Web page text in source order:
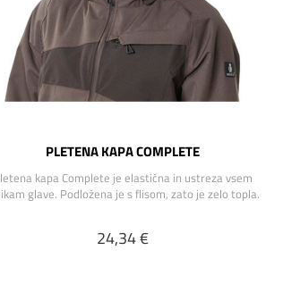
PLETENA KAPA COMPLETE
kapa Complete je elastična in ustreza vsem
glave. Podložena je s flisom, zato je zelo topla.
24,34 €